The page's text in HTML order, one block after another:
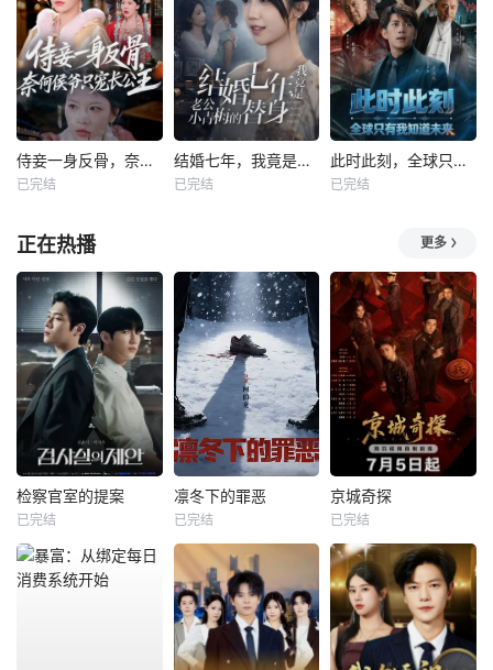
侍妾一身反骨，奈何侯爷只宠长公主
已完结
结婚七年，我竟是老公小青梅的替身
已完结
此时此刻，全球只有我知道未来
已完结
正在热播 更多
检察官室的提案
已完结
凛冬下的罪恶
已完结
京城奇探
已完结